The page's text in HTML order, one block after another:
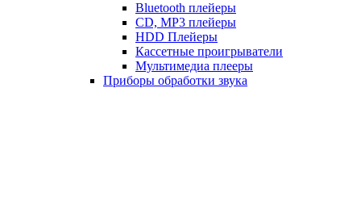
Bluetooth плейеры
CD, MP3 плейеры
HDD Плейеры
Кассетные проигрыватели
Мультимедиа плееры
Приборы обработки звука